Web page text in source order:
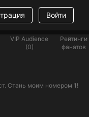
Войти
VIP Audience
(0)
Рейтинги
фанатов
Стань моим номером 1!